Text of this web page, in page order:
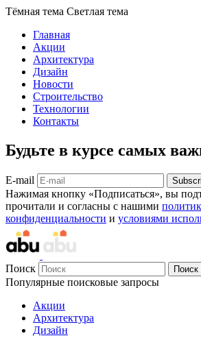
Тёмная тема Светлая тема
Главная
Акции
Архитектура
Дизайн
Новости
Строительство
Технологии
Контакты
Будьте в курсе самых
E-mail
Нажимая кнопку «Подписаться», вы
прочитали и согласны с нашими
конфиденциальности и условиями
Поиск Поиск
Популярные поисковые запросы
Акции
Архитектура
Дизайн